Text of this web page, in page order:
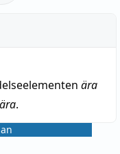
ära
.